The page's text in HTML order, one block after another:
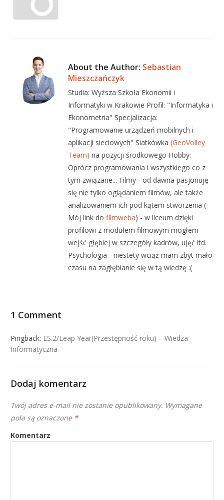
About the Author: Sebastian
Mieszczańczyk
Studia: Wyższa Szkoła Ekonomii i
Informatyki w Krakowie Profil: "Informatyka i
Ekonometria" Specjalizacja:
"Programowanie urządzeń mobilnych i
aplikacji sieciowych" Siatkówka(GeoVolley
Team) na pozycji środkowego Hobby:
Oprócz programowania i wszystkiego co z
tym związane... Filmy - od dawna pasjonuję
się nie tylko oglądaniem filmów, ale także
analizowaniem ich pod kątem stworzenia (
Mój link dofilmweba) - w liceum dzięki
profilowi z modułem filmowym mogłem
wejść głębiej w szczegóły kadrów, ujęć itd.
Psychologia - niestety wciąż mam zbyt mało
czasu na zagłębianie się w tą wiedzę :(
1 Comment
Pingback: ES.2/Leap Year(Przestępność roku) – Wiedza
Informatyczna
Dodaj komentarz
Twój adres e-mail nie zostanie opublikowany. Wymagane
pola są oznaczone *
Komentarz